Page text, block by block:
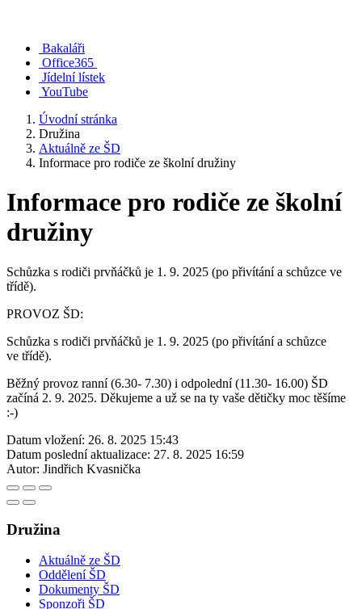
Bakaláři
Office365
Jídelní lístek
YouTube
Úvodní stránka
Družina
Aktuálně ze ŠD
Informace pro rodiče ze školní družiny
Informace pro rodiče ze školní
družiny
Schůzka s rodiči prvňáčků je 1. 9. 2025 (po přivítání a schůzce ve
třídě).
PROVOZ ŠD:
Schůzka s rodiči prvňáčků je 1. 9. 2025 (po přivítání a schůzce
ve třídě).
Běžný provoz ranní (6.30- 7.30) i odpolední (11.30- 16.00) ŠD
začíná 2. 9. 2025. Děkujeme a už se na ty vaše dětičky moc těšíme
:-)
Datum vložení: 26. 8. 2025 15:43
Datum poslední aktualizace: 27. 8. 2025 16:59
Autor: Jindřich Kvasnička
Družina
Aktuálně ze ŠD
Oddělení ŠD
Dokumenty ŠD
Sponzoři ŠD